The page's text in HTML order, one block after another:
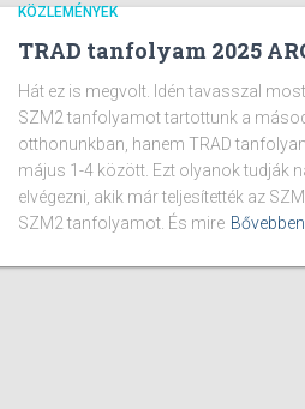
KÖZLEMÉNYEK
TRAD tanfolyam 2025
Hát ez is megvolt. Idén tavasszal
SZM2 tanfolyamot tartottunk a
otthonunkban, hanem TRAD
május 1-4 között. Ezt olyanok tudják
elvégezni, akik már teljesítették az
SZM2 tanfolyamot. És mire